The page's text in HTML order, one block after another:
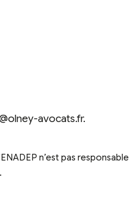
avocats.fr.
n’est pas